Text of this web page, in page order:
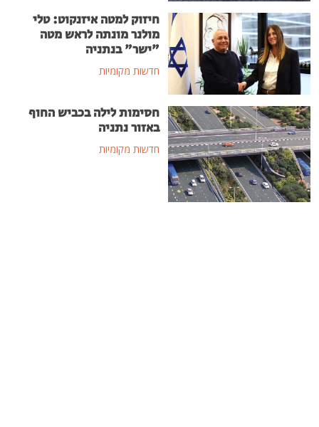
חיזוק למטה איזנקוט: טלי
מולנר מונתה לראש מטה
"ישר" בנתניה
חדשות מקומיות
חסימות לילה בכביש החוף
באזור נתניה
חדשות מקומיות